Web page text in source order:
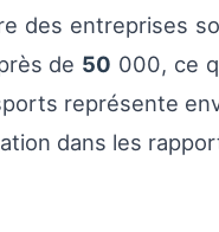
des entreprises
de 50 000, ce
représente
dans les